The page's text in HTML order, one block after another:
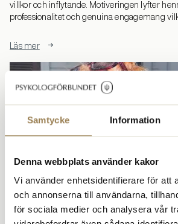
Samtycke Information
Denna webbplats använder kakor
Vi använder enhetsidentifierare för att
och annonserna till användarna,
för sociala medier och analysera vår
villkor och inflytande. Motiveringen lyfter
professionalitet och genuina engagemang
priset.
Läs mer
Nora Karlsson: ”Att starta